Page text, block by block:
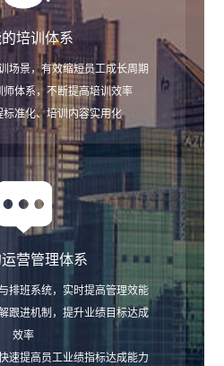
培训体系
场景，有效缩短员工成长周期
师体系，不断提高培训效率
标准化、培训内容实用化
营管理体系
排班系统，实时提高管理效能
跟进机制，提升业绩目标达成
效率
速提高员工业绩指标达成能力